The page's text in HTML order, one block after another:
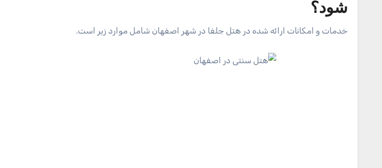
شود؟
خدمات و امکانات ارائه شده در هتل جلفا در شهر اصفهان شامل موارد زیر است.